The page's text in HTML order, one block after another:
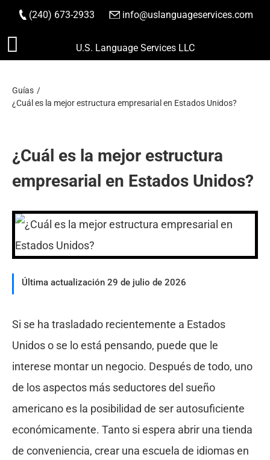
Saltar
(240) 673-2933 info@uslanguageservices.com
HACER PEDIDO
U.S. Language Services LLC
Guías
¿Cuál es la mejor estructura empresarial en Estados Unidos?
¿Cuál es la mejor estructura
empresarial en Estados Unidos?
Última actualización 29 de julio de 2026
Si se ha trasladado recientemente a Estados
Unidos o se lo está pensando, puede que le
interese montar un negocio. Después de todo, uno
de los aspectos más seductores del sueño
americano es la posibilidad de ser autosuficiente
económicamente. Tanto si espera abrir una tienda
de conveniencia, crear una escuela de idiomas en